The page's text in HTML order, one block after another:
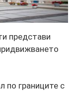
представи
по границите с